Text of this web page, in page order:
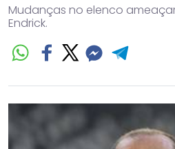
Mudanças no elenco
Endrick.